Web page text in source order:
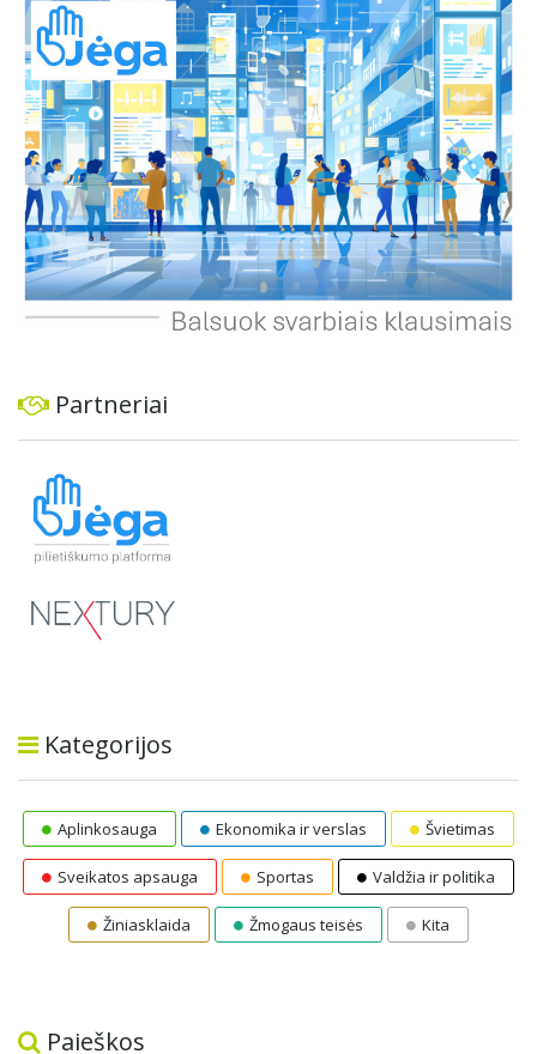
dviratininkams. Gyventojai ragina atlikti techninę,
ekonominę ir transporto analizę, organizuoti viešas
konsultacijas ir integruoti projektą į ilgalaikius miesto
planus, siekiant užtikrinti transporto sistemos patikimumą
ir prisitaikymą prie sparčiai augančio miesto poreikių.
Partneriai
Kategorijos
Aplinkosauga Ekonomika ir verslas Švietimas
Sveikatos apsauga Sportas Valdžia ir politika
Žiniasklaida Žmogaus teisės Kita
Paieškos